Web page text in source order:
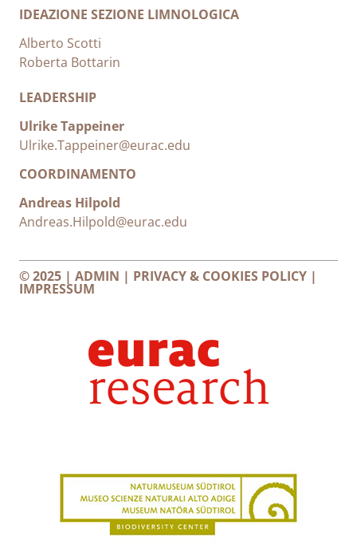
IDEAZIONE SEZIONE LIMNOLOGICA
Alberto Scotti
Roberta Bottarin
LEADERSHIP
Ulrike Tappeiner
Ulrike.Tappeiner@eurac.edu
COORDINAMENTO
Andreas Hilpold
Andreas.Hilpold@eurac.edu
© 2025 | ADMIN | PRIVACY & COOKIES POLICY |
IMPRESSUM